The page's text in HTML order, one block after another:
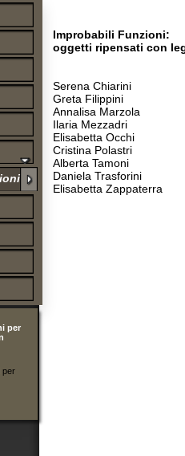
Improbabili Funzioni:
Serena Chiarini
Ilaria Mezzadri
Elisabetta Occhi
Cristina Polastri
Alberta Tamoni
Daniela Trasforini
Elisabetta Zappaterra